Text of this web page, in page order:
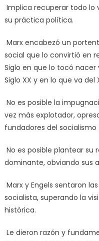
Implica recuperar todo lo
su práctica política.
Marx encabezó un
social que lo convirtió en
Siglo en que lo tocó
Siglo XX y en lo que va del
No es posible la
vez más explotador,
fundadores del
No es posible plantear
dominante, obviando sus
Marx y Engels sentaron
socialista, superando la
histórica.
Le dieron razón y